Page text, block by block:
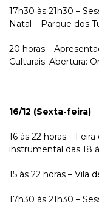
17h30 às 21h30 –
Natal – Parque dos
20 horas –
Culturais. Abertura:
16/12 (Sexta-feira)
16 às 22 horas –
instrumental das 18
15 às 22 horas – Vila
17h30 às 21h30 –